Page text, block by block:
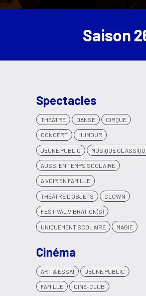
Saison
Spectacles
THÉÂTRE DANSE CIRQUE
CONCERT HUMOUR
JEUNE PUBLIC MUSIQUE
AUSSI EN TEMPS SCOLAIRE
A VOIR EN FAMILLE
THÉÂTRE D'OBJETS CLOWN
FESTIVAL VIBRATION(S)
UNIQUEMENT SCOLAIRE MAGIE
Cinéma
ART & ESSAI JEUNE PUBLIC
FAMILLE CINÉ-CLUB